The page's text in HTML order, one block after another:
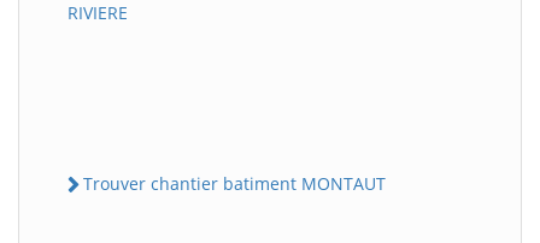
RIVIERE
Trouver chantier batiment MONTAUT